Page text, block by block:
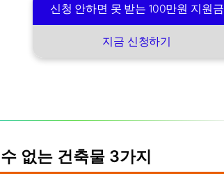
신청 안하면 못 받는 100만원 지원금
지금 신청하기
없는 건축물 3가지